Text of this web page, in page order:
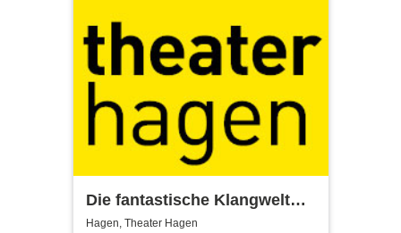
Die fantastische Klangwelt
des Akkordeons - Theater
Hagen, Theater Hagen